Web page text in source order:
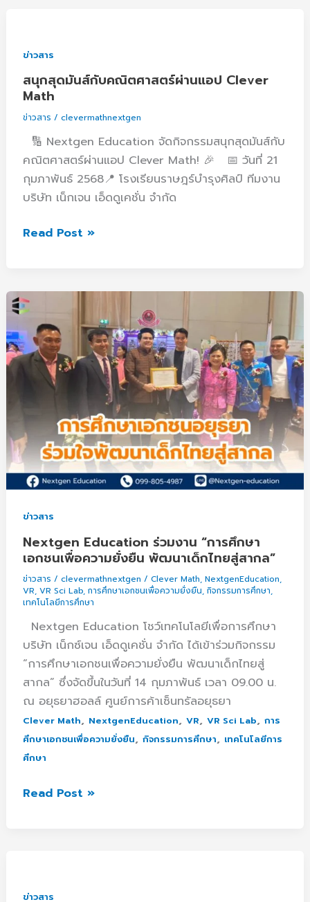
ข่าวสาร
สนุกสุดมันส์กับคณิตศาสตร์ผ่านแอป Clever
Math
ข่าวสาร /clevermathnextgen
🔢 Nextgen Education จัดกิจกรรมสนุกสุดมันส์กับ
คณิตศาสตร์ผ่านแอป Clever Math! 🎉 📅 วันที่ 21
กุมภาพันธ์ 2568📍 โรงเรียนราษฎร์บำรุงศิลป์ ทีมงาน
บริษัท เน็กเจน เอ็ดดูเคชั่น จำกัด
มันส์
กับ
คณิตศาสตร์
ผ่าน
Clever
Math
Read Post »
ข่าวสาร
Nextgen Education ร่วมงาน “การศึกษา
เอกชนเพื่อความยั่งยืน พัฒนาเด็กไทยสู่สากล”
ข่าวสาร /clevermathnextgen/Clever Math,NextgenEducation,
VR,VR Sci Lab,การศึกษาเอกชนเพื่อความยั่งยืน,กิจกรรมการศึกษา,
เทคโนโลยีการศึกษา
Nextgen Education โชว์เทคโนโลยีเพื่อการศึกษา
บริษัท เน็กซ์เจน เอ็ดดูเคชั่น จำกัด ได้เข้าร่วมกิจกรรม
“การศึกษาเอกชนเพื่อความยั่งยืน พัฒนาเด็กไทยสู่
สากล” ซึ่งจัดขึ้นในวันที่ 14 กุมภาพันธ์ เวลา 09.00 น.
ณ อยุธยาฮอลล์ ศูนย์การค้าเซ็นทรัลอยุธยา
Clever Math, NextgenEducation,VR,VR Sci Lab,การ
ศึกษาเอกชนเพื่อความยั่งยืน,กิจกรรมการศึกษา, เทคโนโลยีการ
ศึกษา
Nextgen
Education
ร่วม
งาน
เอกชน
เพื่อ
ความ
ยั่งยืน
พัฒนา
ไทย
สู่
สากล”
Read Post »
ข่าวสาร
และ